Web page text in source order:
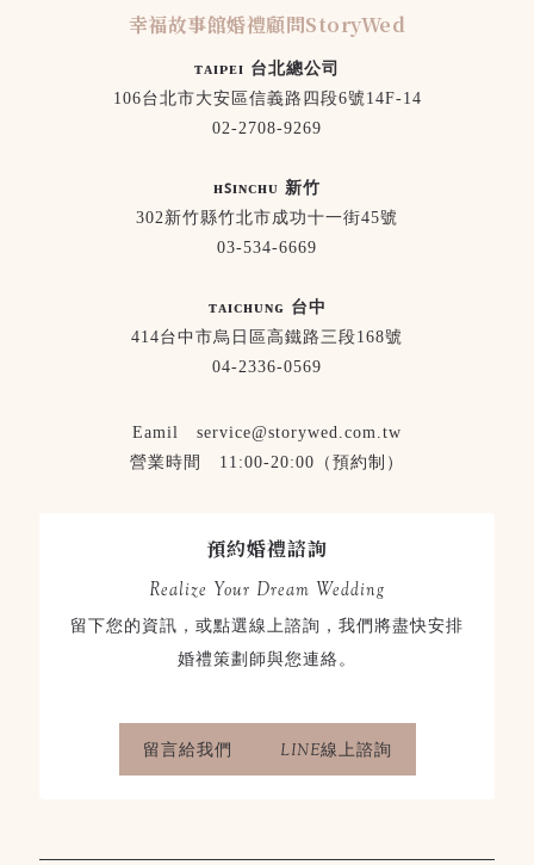
幸福故事館婚禮顧問StoryWed
ᴛᴀɪᴘᴇɪ 台北總公司
106台北市大安區信義路四段6號14F-14
02-2708-9269
ʜꜱɪɴᴄʜᴜ 新竹
302新竹縣竹北市成功十一街45號
03-534-6669
ᴛᴀɪᴄʜᴜɴɢ 台中
414台中市烏日區高鐵路三段168號
04-2336-0569
Eamil service@storywed.com.tw
營業時間 11:00-20:00（預約制）
預約婚禮諮詢
Realize Your Dream Wedding
留下您的資訊，或點選線上諮詢，我們將盡快安排
婚禮策劃師與您連絡。
留言給我們 LINE線上諮詢